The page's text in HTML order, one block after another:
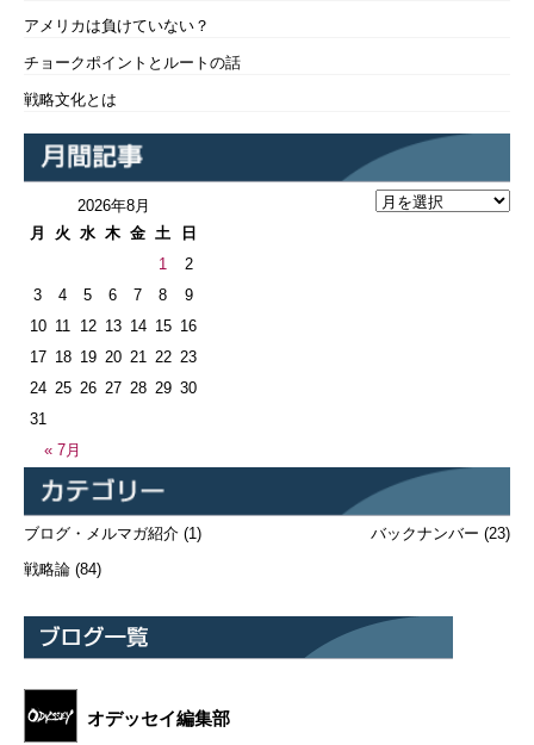
アメリカは負けていない？
チョークポイントとルートの話
戦略文化とは
2026年8月
月
火 水 木 金 土 日
« 7月
1
2
3
4 5 6 7 8
9
10 11 12 13 14 15 16
17 18 19 20 21 22 23
24 25 26 27 28 29 30
31
ブログ・メルマガ紹介 (1)
戦略論 (84)
バックナンバー (23)
オデッセイ編集部